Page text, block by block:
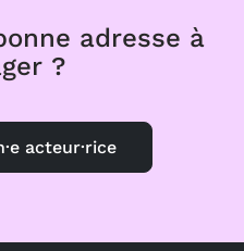
adresse à
?
acteur·rice